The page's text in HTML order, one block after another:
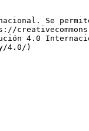
Se
4.0
4.0/)